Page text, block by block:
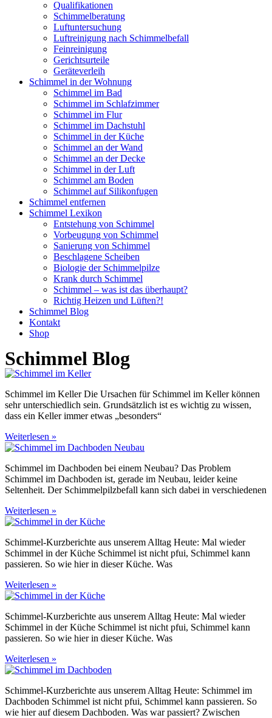
Qualifikationen
Schimmelberatung
Luftuntersuchung
Luftreinigung nach Schimmelbefall
Feinreinigung
Gerichtsurteile
Geräteverleih
Schimmel in der Wohnung
Schimmel im Bad
Schimmel im Schlafzimmer
Schimmel im Flur
Schimmel im Dachstuhl
Schimmel in der Küche
Schimmel an der Wand
Schimmel an der Decke
Schimmel in der Luft
Schimmel am Boden
Schimmel auf Silikonfugen
Schimmel entfernen
Schimmel Lexikon
Entstehung von Schimmel
Vorbeugung von Schimmel
Sanierung von Schimmel
Beschlagene Scheiben
Biologie der Schimmelpilze
Krank durch Schimmel
Schimmel – was ist das überhaupt?
Richtig Heizen und Lüften?!
Schimmel Blog
Kontakt
Shop
Schimmel Blog
Schimmel im Keller Die Ursachen für Schimmel im Keller können
sehr unterschiedlich sein. Grundsätzlich ist es wichtig zu wissen,
dass ein Keller immer etwas „besonders“
Weiterlesen »
Schimmel im Dachboden bei einem Neubau? Das Problem
Schimmel im Dachboden ist, gerade im Neubau, leider keine
Seltenheit. Der Schimmelpilzbefall kann sich dabei in verschiedenen
Weiterlesen »
Schimmel-Kurzberichte aus unserem Alltag Heute: Mal wieder
Schimmel in der Küche Schimmel ist nicht pfui, Schimmel kann
passieren. So wie hier in dieser Küche. Was
Weiterlesen »
Schimmel-Kurzberichte aus unserem Alltag Heute: Mal wieder
Schimmel in der Küche Schimmel ist nicht pfui, Schimmel kann
passieren. So wie hier in dieser Küche. Was
Weiterlesen »
Schimmel-Kurzberichte aus unserem Alltag Heute: Schimmel im
Dachboden Schimmel ist nicht pfui, Schimmel kann passieren. So
wie hier auf diesem Dachboden. Was war passiert? Zwischen